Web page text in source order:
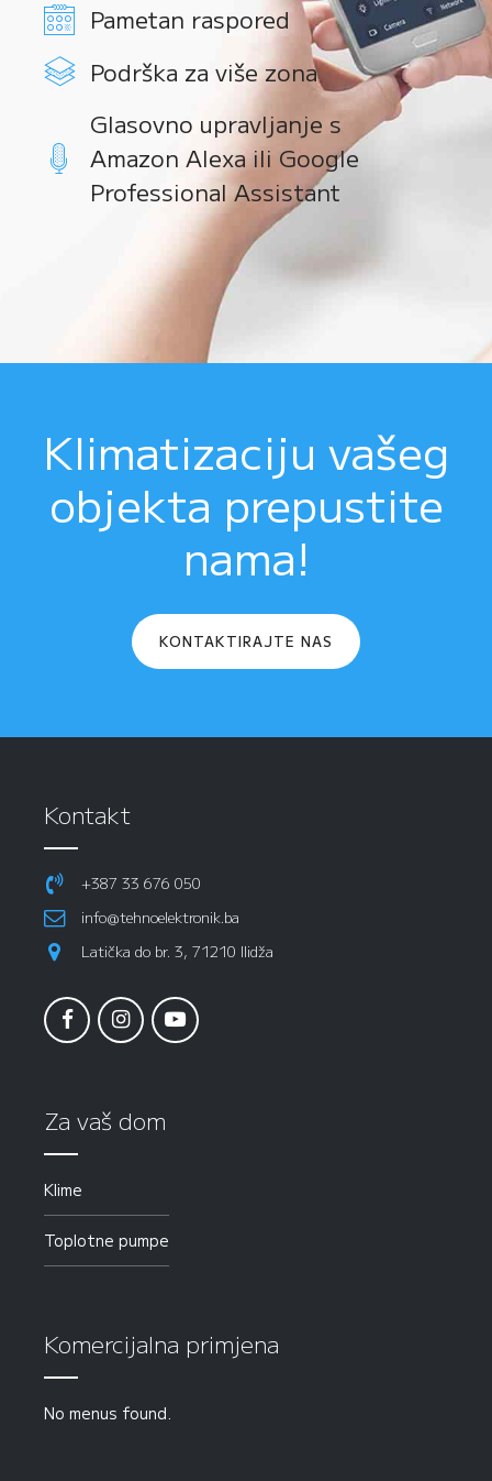
Pametan raspored
Podrška za više zona
Glasovno upravljanje s
Amazon Alexa ili Google
Professional Assistant
Klimatizaciju vašeg
objekta prepustite
nama!
KONTAKTIRAJTE NAS
Kontakt
+387 33 676 050
info@tehnoelektronik.ba
Latička do br. 3, 71210 Ilidža
Za vaš dom
Klime
Toplotne pumpe
Komercijalna primjena
No menus found.